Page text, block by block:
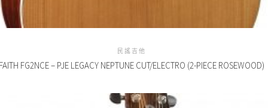
民謠吉他
FG2NCE – PJE LEGACY NEPTUNE CUT/ELECTRO (2-PIECE ROSEWOOD)